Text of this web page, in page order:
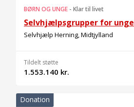
BØRN OG UNGE - Klar til livet
Selvhjælpsgrupper for unge
Selvhjælp Herning, Midtjylland
Tildelt støtte
1.553.140 kr.
Donation